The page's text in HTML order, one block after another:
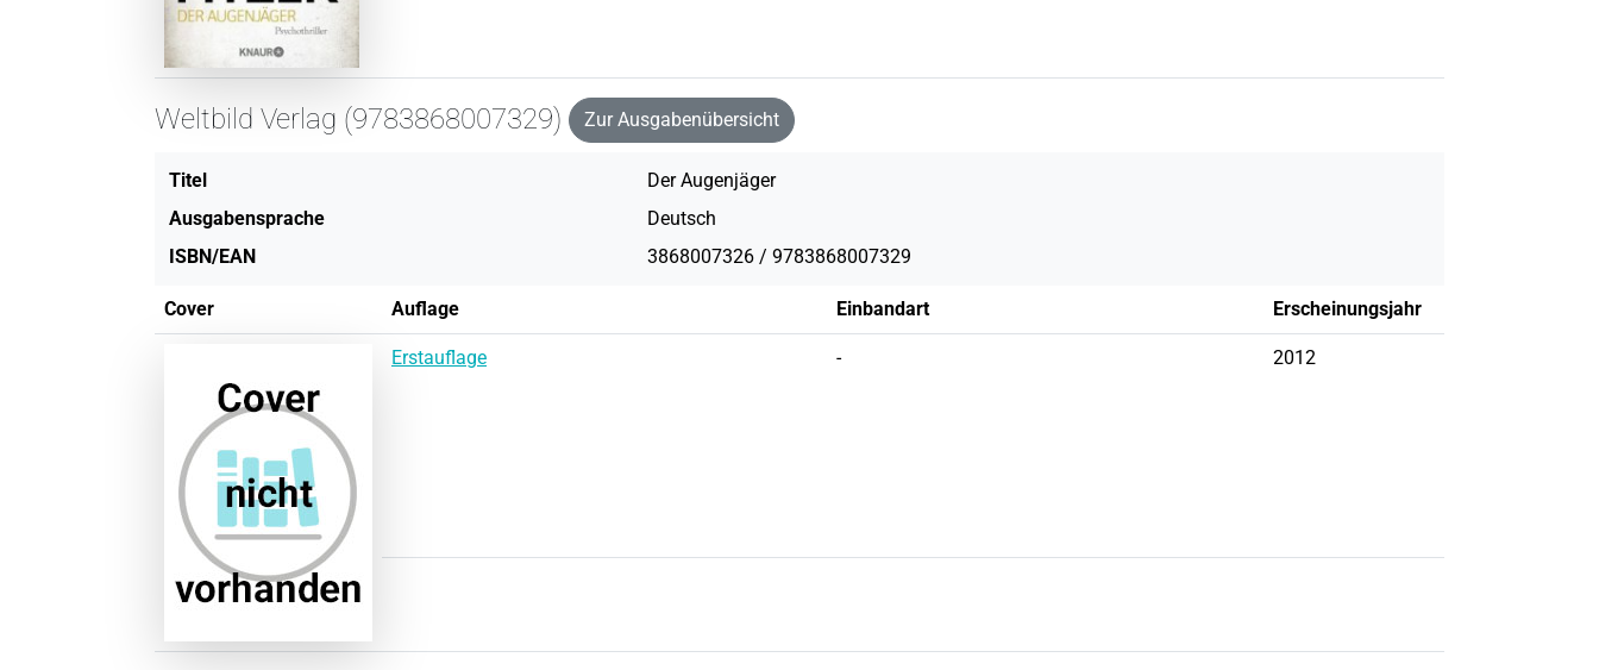
Weltbild Verlag (9783868007329) Zur Ausgabenübersicht
Titel
Der Augenjäger
Ausgabensprache
Deutsch
ISBN/EAN
3868007326 / 9783868007329
Cover Auflage Einbandart Erscheinungsjahr
Erstauflage - 2012